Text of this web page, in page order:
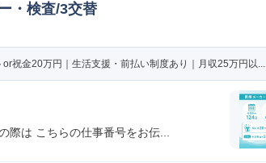
・検査/3交替
or祝金20万円｜生活支援・前払い制度あり｜月収25万円以...
際は こちらの仕事番号をお伝...